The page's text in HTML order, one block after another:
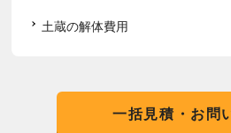
土蔵の解体費用
一括見積・お問